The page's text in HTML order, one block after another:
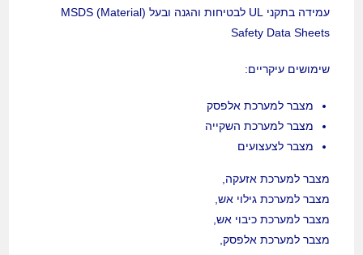
עמידה בתקני UL לבטיחות והגנה ובעל (MSDS (Material
Safety Data Sheets
שימושים עיקריים:
מצבר למערכת אלפסק
מצבר למערכת השקייה
מצבר לצעצועים
מצבר למערכת אזעקה,
מצבר למערכת גילוי אש,
מצבר למערכת כיבוי אש,
מצבר למערכת אלפסק,